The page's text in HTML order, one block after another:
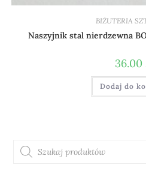
BIŻUTERIA
Naszyjnik stal nierdzewna
36.00
Dodaj do